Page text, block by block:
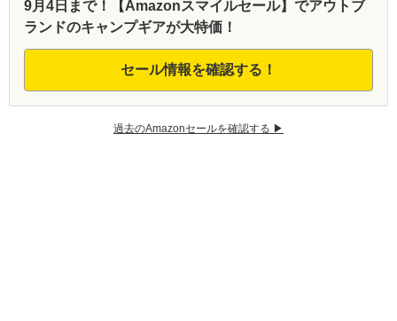
9月4日まで！【Amazonスマイルセール】でアウトブ
ランドのキャンプギアが大特価！
セール情報を確認する！
過去のAmazonセールを確認する ▶︎